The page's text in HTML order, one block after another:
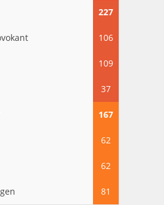
227
106
109
37
167
62
62
81